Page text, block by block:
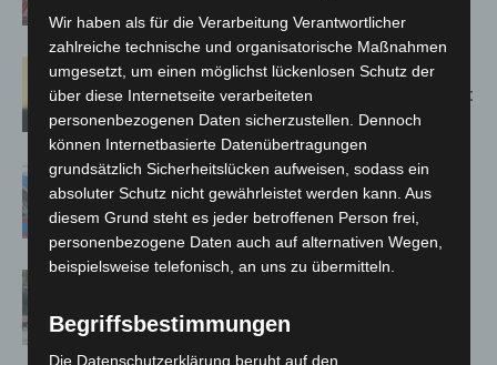
Bothfeld
Hannover: Erste Tigermücken-
Population in Niedersachsen entdeckt
Mann läuft mit Hockeyschläger über
A7 – Polizei sucht Zeugen
Gasleitung bei McDonald’s-Umbau in
Wir haben als für die Verarbeitung Verantwortlicher
zahlreiche technische und organisatorische Maßnahmen
umgesetzt, um einen möglichst lückenlosen Schutz der
über diese Internetseite verarbeiteten
personenbezogenen Daten sicherzustellen. Dennoch
können Internetbasierte Datenübertragungen
grundsätzlich Sicherheitslücken aufweisen, sodass ein
absoluter Schutz nicht gewährleistet werden kann. Aus
diesem Grund steht es jeder betroffenen Person frei,
personenbezogene Daten auch auf alternativen Wegen,
beispielsweise telefonisch, an uns zu übermitteln.
Begriffsbestimmungen
Die Datenschutzerklärung beruht auf den